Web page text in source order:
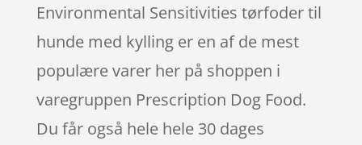
Environmental Sensitivities tørfoder til
hunde med kylling er en af de mest
populære varer her på shoppen i
varegruppen Prescription Dog Food.
Du får også hele hele 30 dages